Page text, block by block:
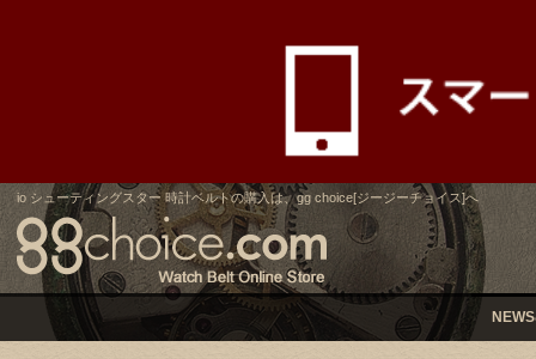
io シューティングスター 時計ベルトの購入は、gg choice[ジージーチョイス]へ